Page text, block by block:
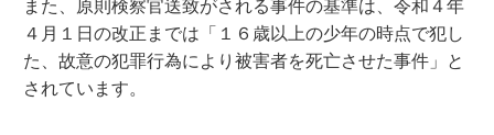
また、原則検察官送致がされる事件の基準は、令和４年
４月１日の改正までは「１６歳以上の少年の時点で犯し
た、故意の犯罪行為により被害者を死亡させた事件」と
されています。